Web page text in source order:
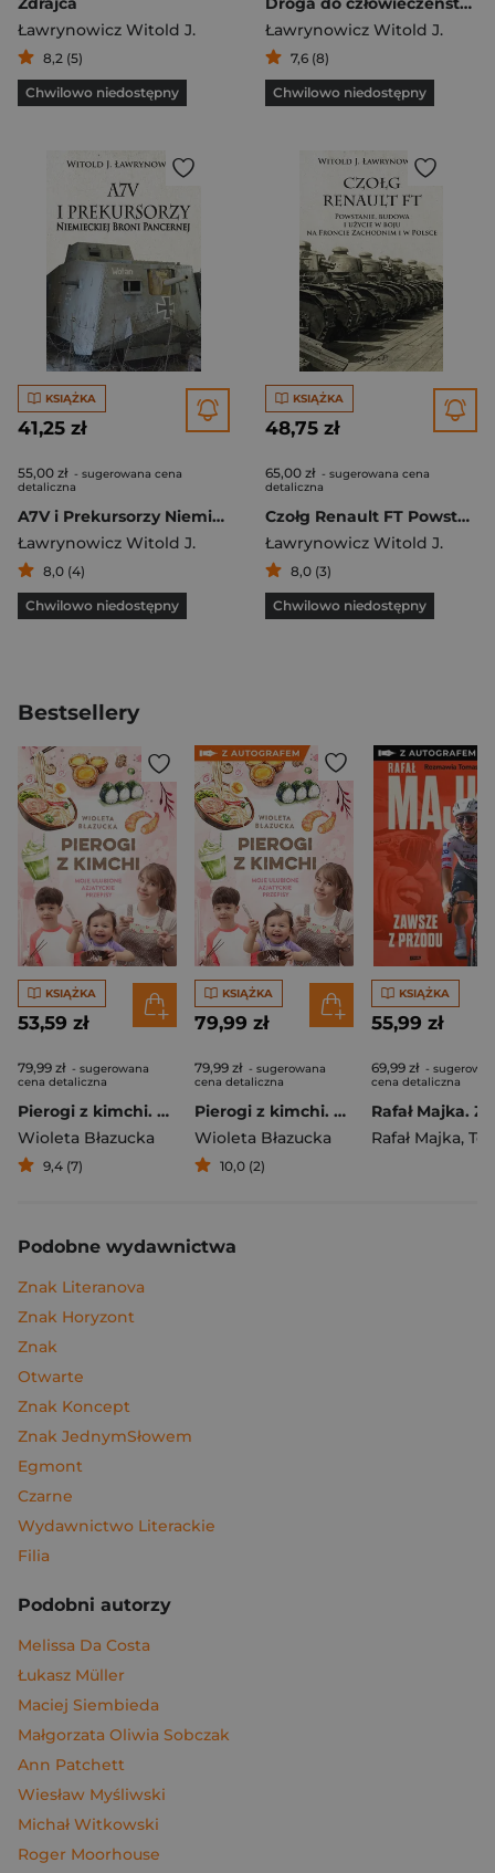
Ławrynowicz Witold J.
8,2 (5)
Chwilowo niedostępny
Ławrynowicz Witold J.
7,6 (8)
Chwilowo niedostępny
KSIĄŻKA
41,25 zł
55,00 zł - sugerowana cena
detaliczna
A7V i Prekursorzy Niemieckiej Broni Pancernej
Ławrynowicz Witold J.
8,0 (4)
Chwilowo niedostępny
KSIĄŻKA
48,75 zł
65,00 zł - sugerowana cena
detaliczna
Czołg Renault FT Powstanie budowa i użycie w boju na froncie zachodnim i w Polsce
Ławrynowicz Witold J.
8,0 (3)
Chwilowo niedostępny
Bestsellery
KSIĄŻKA
53,59 zł
79,99 zł - sugerowana
cena detaliczna
Pierogi z kimchi. Moje ulubione azjatyckie przepisy
Wioleta Błazucka
9,4 (7)
KSIĄŻKA
79,99 zł
79,99 zł - sugerowana
cena detaliczna
Pierogi z kimchi. Moje ulubione azjatyckie przepisy - książka z autografem
Wioleta Błazucka
10,0 (2)
KSIĄŻKA
55,99 zł
69,99 zł -
cena detaliczna
Rafał Majka,
Podobne wydawnictwa
Znak Literanova
Znak Horyzont
Znak
Otwarte
Znak Koncept
Znak JednymSłowem
Egmont
Czarne
Wydawnictwo Literackie
Filia
Podobni autorzy
Melissa Da Costa
Łukasz Müller
Maciej Siembieda
Małgorzata Oliwia Sobczak
Ann Patchett
Wiesław Myśliwski
Michał Witkowski
Roger Moorhouse